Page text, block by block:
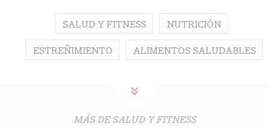
SALUD Y FITNESS NUTRICIÓN
ESTREÑIMIENTO ALIMENTOS SALUDABLES
MÁS DE SALUD Y FITNESS